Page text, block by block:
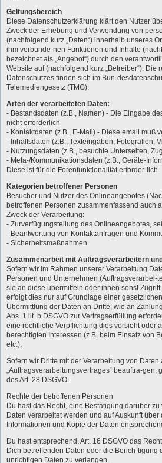
Geltungsbereich
Diese Datenschutzerklärung klärt den Nutzer
Zweck der Erhebung und Verwendung von
(nachfolgend kurz „Daten“) innerhalb unseres
ihm verbunde-nen Funktionen und Inhalte
bezeichnet als „Angebot“) durch den
Website auf (nachfolgend kurz „Betreiber“). Die
Datenschutzes finden sich im Bun-
Telemediengesetz (TMG).
Arten der verarbeiteten Daten:
- Bestandsdaten (z.B., Namen) - Die Eingabe
nicht erforderlich
- Kontaktdaten (z.B., E-Mail) - Diese email muß
- Inhaltsdaten (z.B., Texteingaben, Fotografien,
- Nutzungsdaten (z.B., besuchte Unterseiten,
- Meta-/Kommunikationsdaten (z.B., Geräte-
Diese ist für die Forenfunktionalität erforder-lich
Kategorien betroffener Personen
Besucher und Nutzer des Onlineangebotes
betroffenen Personen zusammenfassend auch
Zweck der Verarbeitung:
- Zurverfügungstellung des Onlineangebotes,
- Beantwortung von Kontaktanfragen und
- Sicherheitsmaßnahmen.
Zusammenarbeit mit Auftragsverarbeitern
Sofern wir im Rahmen unserer Verarbeitung
Personen und Unternehmen (Auftragsverarbei-
sie an diese übermitteln oder ihnen sonst Zugriff
erfolgt dies nur auf Grundlage einer
Übermittlung der Daten an Dritte, wie an
Abs. 1 lit. b DSGVO zur Vertragserfüllung
eine rechtliche Verpflichtung dies vorsieht oder
berechtigten Interessen (z.B. beim Einsatz von
etc.).
Sofern wir Dritte mit der Verarbeitung von Daten
„Auftragsverarbeitungsvertrages“ beauftra-
des Art. 28 DSGVO.
Rechte der betroffenen Personen
Du hast das Recht, eine Bestätigung darüber
Daten verarbeitet werden und auf Auskunft
Informationen und Kopie der Daten
Du hast entsprechend. Art. 16 DSGVO das
Dich betreffenden Daten oder die Berich-tigung
unrichtigen Daten zu verlangen.